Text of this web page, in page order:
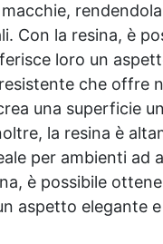
Con la resina, è
loro un
che offre
una superficie
la resina è
per ambienti
è possibile
aspetto elegante